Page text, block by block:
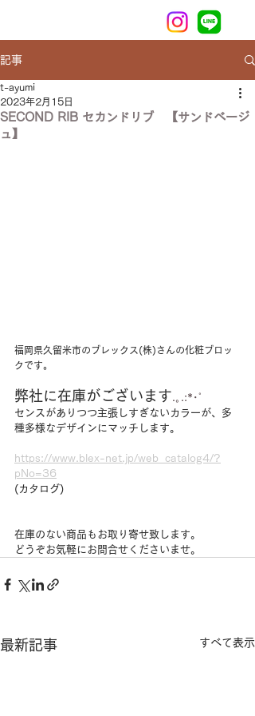
記事
SECOND RIB セカンドリブ 【サンドベージ
ュ】
t-ayumi
2023年2月15日
福岡県久留米市のブレックス(株)さんの化粧ブロッ
クです。
弊社に在庫がございます.｡.:*･ﾟ
センスがありつつ主張しすぎないカラーが、多
種多様なデザインにマッチします。
https://www.blex-net.jp/web_catalog4/?
pNo=36
(カタログ)
在庫のない商品もお取り寄せ致します。
どうぞお気軽にお問合せくださいませ。
最新記事 すべて表示